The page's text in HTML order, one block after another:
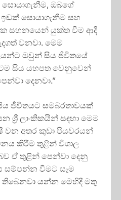
ඔබගේ
ඉඩක් සොයාගැනීම සහ
සහනයෙන් යුක්ත වීම ආදී
වනවා. මෙම
ඔවුන් සිය ජීවිතයේ
සිය යහපත වෙනුවෙන්
දෙනවා.”
ජීවිතයට සමබරතාවයක්
ශ්‍රී ලාංකිකයින් සඳහා මෙම
වන අතර කුඩා පියවරයන්
කිරීම තුළින් විශාල
ඒ තුළින් පෙන්වා දෙනු
සම්පන්න වීමට සෑම
යන්න මෙහිදී මතු